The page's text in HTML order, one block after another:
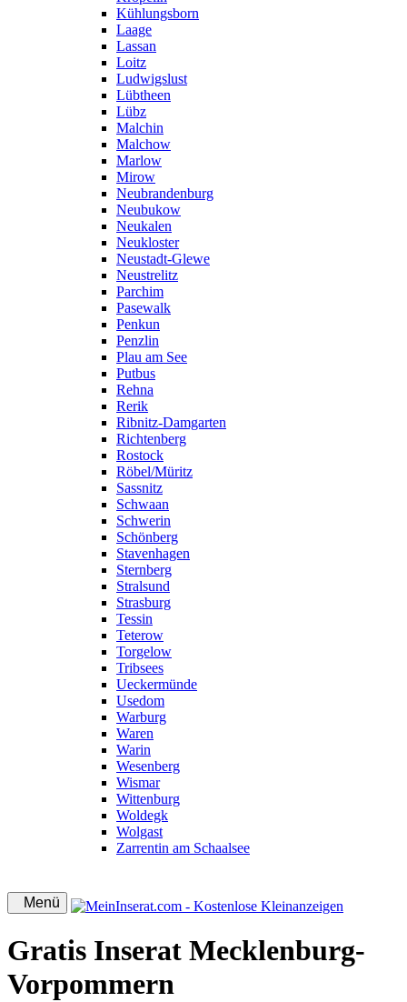
Kühlungsborn
Laage
Lassan
Loitz
Ludwigslust
Lübtheen
Lübz
Malchin
Malchow
Marlow
Mirow
Neubrandenburg
Neubukow
Neukalen
Neukloster
Neustadt-Glewe
Neustrelitz
Parchim
Pasewalk
Penkun
Penzlin
Plau am See
Putbus
Rehna
Rerik
Ribnitz-Damgarten
Richtenberg
Rostock
Röbel/Müritz
Sassnitz
Schwaan
Schwerin
Schönberg
Stavenhagen
Sternberg
Stralsund
Strasburg
Tessin
Teterow
Torgelow
Tribsees
Ueckermünde
Usedom
Warburg
Waren
Warin
Wesenberg
Wismar
Wittenburg
Woldegk
Wolgast
Zarrentin am Schaalsee
Menü
Gratis Inserat Mecklenburg-
Vorpommern